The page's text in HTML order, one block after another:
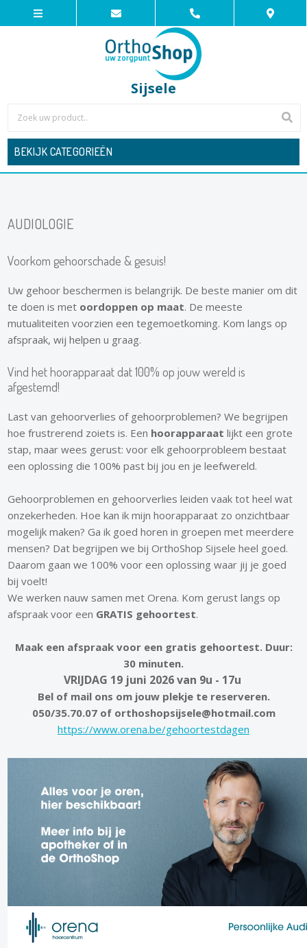
Sijsele
BEKIJK CATEGORIEËN
AUDIOLOGIE
Voorkom gehoorschade & gesuis!
Uw gehoor beschermen is belangrijk. De beste manier om dit
te doen is met oordoppen op maat. De meeste
mutualiteiten voorzien een tegemoetkoming. Kom langs op
afspraak, wij helpen u graag.
Vind het hoorapparaat dat 100% op jouw wereld is
afgestemd!
Last van gehoorverlies of gehoorproblemen? We begrijpen
hoe frustrerend zoiets is. Een hoorapparaatlijkt een grote
stap, maar wees gerust: voor elk gehoorprobleem bestaat
een oplossing die 100% past bij jou en je leefwereld.
Gehoorproblemen en gehoorverlies leiden vaak tot heel wat
onzekerheden. Hoe kan ik mijn hoorapparaat zo onzichtbaar
mogelijk maken? Ga ik goed horen in groepen met meerdere
mensen? Dat begrijpen we bij OrthoShop Sijsele heel goed.
Daarom gaan we 100% voor een oplossing waar jij je goed
bij voelt!
We werken nauw samen met Orena. Kom gerust langs op
afspraak voor een GRATIS gehoortest.
Maak een afspraak voor een gratis gehoortest. Duur:
30 minuten.
VRIJDAG 19 juni 2026 van 9u - 17u
Bel of mail ons om jouw plekje te reserveren.
050/35.70.07 of orthoshopsijsele@hotmail.com
https://www.orena.be/gehoortestdagen